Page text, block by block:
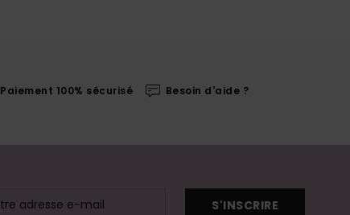
Paiement 100% sécurisé Besoin d'aide ?
S'INSCRIRE